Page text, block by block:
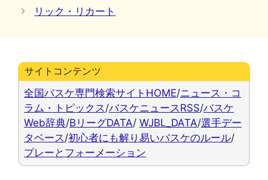
リ
リック・リカート
サイトコンテンツ
全国バスケ専門検索サイトHOME/ニュース・コ
ラム・トピックス /バスケニュースRSS/バスケ
Web辞典/BリーグDATA/ WJBL_DATA/選手デー
タベース /初心者にも解り易いバスケのルール/
プレーとフォーメーション